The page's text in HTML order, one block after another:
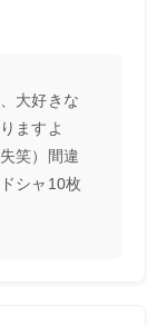
大好きな
ますよ
笑）間違
シャ10枚